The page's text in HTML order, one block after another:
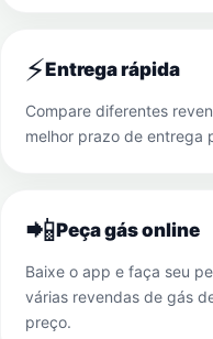
⚡Entrega rápida
Compare diferentes
melhor prazo de entrega
📲Peça gás online
Baixe o app e faça seu
várias revendas de gás
preço.